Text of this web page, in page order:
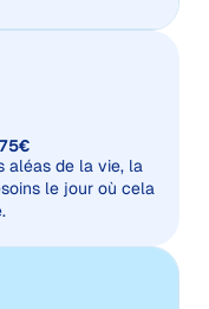
aléas de la vie, la
le jour où cela